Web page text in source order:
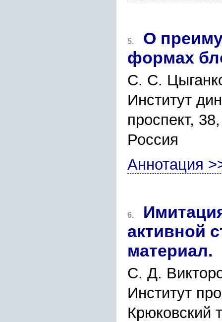
5.
О
формах
С. С.
Институт
проспект,
Россия
Аннотация
6.
активной
материал.
С. Д.
Институт
Крюковский